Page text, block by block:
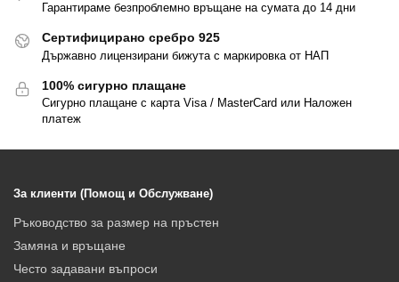
Гарантираме безпроблемно връщане на сумата до 14 дни
Сертифицирано сребро 925
Държавно лицензирани бижута с маркировка от НАП
100% сигурно плащане
Сигурно плащане с карта Visa / MasterCard или Наложен
платеж
За клиенти (Помощ и Обслужване)
Ръководство за размер на пръстен
Замяна и връщане
Често задавани въпроси